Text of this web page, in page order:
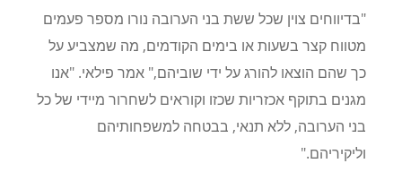
"בדיווחים צוין שכל ששת בני הערובה נורו מספר פעמים
מטווח קצר בשעות או בימים הקודמים, מה שמצביע על
כך שהם הוצאו להורג על ידי שוביהם," אמר פילאי. "אנו
מגנים בתוקף אכזריות שכזו וקוראים לשחרור מיידי של כל
בני הערובה, ללא תנאי, בבטחה למשפחותיהם
וליקיריהם."